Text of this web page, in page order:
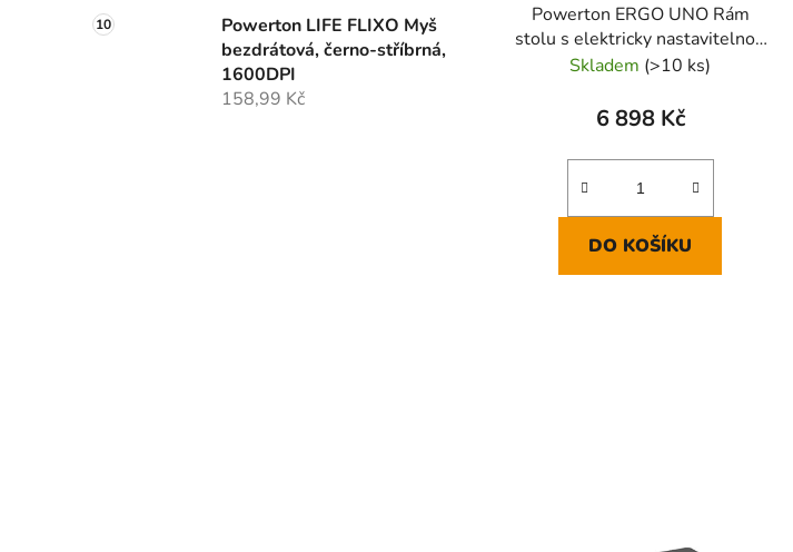
Powerton LIFE FLIXO Myš
bezdrátová, černo-stříbrná,
1600DPI
158,99 Kč
Powerton ERGO UNO Rám
stolu s elektricky nastavitelnou
výškou 100 kg nosnost, bílý
Skladem (>10 ks)
6 898 Kč
DO KOŠÍKU